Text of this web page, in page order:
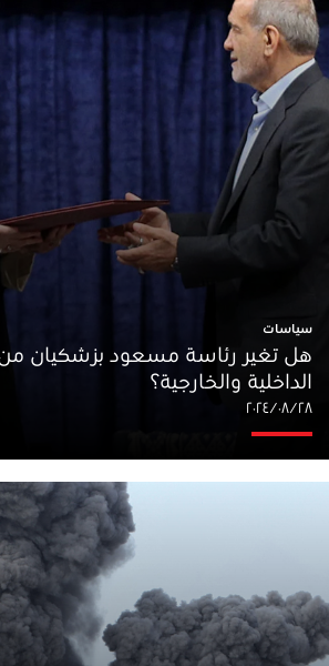
سياسات
هل تغير رئاسة مسعود بزشكيان
الداخلية والخارجية؟
٢٨‏/٠٨‏/٢٠٢٤